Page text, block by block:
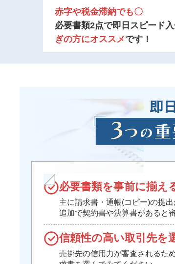
赤字や税金滞納でも〇
必要書類2点で即日スピード入
ぎの方にオススメです！
必要書類を事前に揃え
主に請求書・通帳(コピー)の提出
追加で契約書や決算書があると
信頼性の高い取引先を
売掛先の信用力が審査されるた